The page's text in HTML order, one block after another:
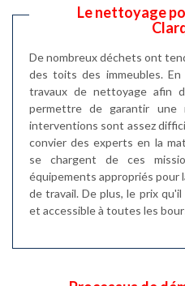
Le nettoyage
De nombreux déchets ont
des toits des immeubles.
travaux de nettoyage afin
permettre de garantir une
interventions sont assez
convier des experts en la
se chargent de ces
équipements appropriés pour
de travail. De plus, le prix
et accessible à toutes les